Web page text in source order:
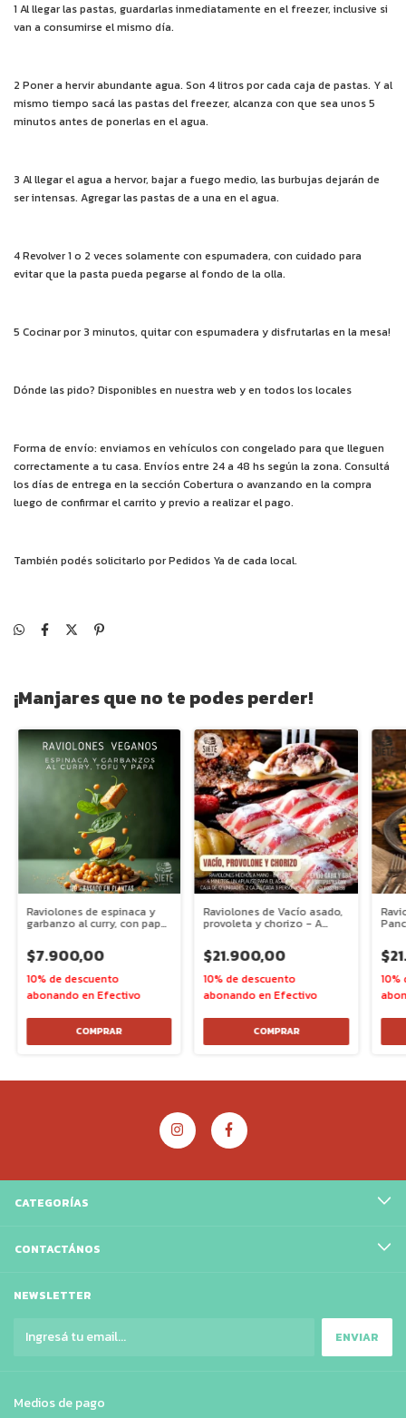
1 Al llegar las pastas, guardarlas inmediatamente en el freezer, inclusive si
van a consumirse el mismo día.
2 Poner a hervir abundante agua. Son 4 litros por cada caja de pastas. Y al
mismo tiempo sacá las pastas del freezer, alcanza con que sea unos 5
minutos antes de ponerlas en el agua.
3 Al llegar el agua a hervor, bajar a fuego medio, las burbujas dejarán de
ser intensas. Agregar las pastas de a una en el agua.
4 Revolver 1 o 2 veces solamente con espumadera, con cuidado para
evitar que la pasta pueda pegarse al fondo de la olla.
5 Cocinar por 3 minutos, quitar con espumadera y disfrutarlas en la mesa!
Dónde las pido? Disponibles en nuestra web y en todos los locales
Forma de envío: enviamos en vehículos con congelado para que lleguen
correctamente a tu casa. Envíos entre 24 a 48 hs según la zona. Consultá
los días de entrega en la sección Cobertura o avanzando en la compra
luego de confirmar el carrito y previo a realizar el pago.
También podés solicitarlo por Pedidos Ya de cada local.
¡Manjares que no te podes perder!
Raviolones de espinaca y
garbanzo al curry, con papa
veganos
$7.900,00
Raviolones de Vacío asado,
provoleta y chorizo - A
$21.900,00
CATEGORÍAS
CONTACTÁNOS
NEWSLETTER
Medios de pago